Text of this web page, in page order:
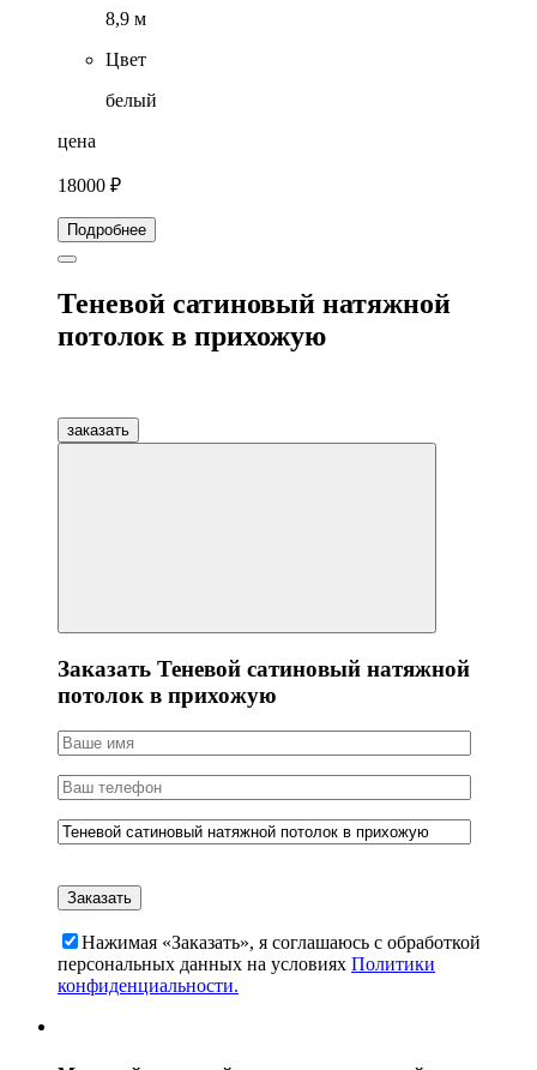
8,9 м
Цвет
белый
цена
18000 ₽
Подробнее
Теневой сатиновый натяжной
потолок в прихожую
заказать
Заказать Теневой сатиновый натяжной
потолок в прихожую
Нажимая «Заказать», я соглашаюсь c обработкой
персональных данных на условиях Политики
конфиденциальности.